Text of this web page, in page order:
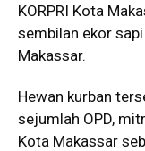
KORPRI Kota
sembilan ekor
Makassar.
Hewan kurban
sejumlah OPD,
Kota Makassar